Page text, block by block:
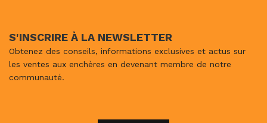
S'INSCRIRE À LA NEWSLETTER
Obtenez des conseils, informations exclusives et actus sur
les ventes aux enchères en devenant membre de notre
communauté.